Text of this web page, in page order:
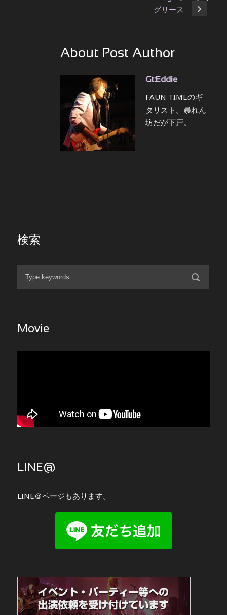
グリース
About Post Author
Gt:Eddie
FAUN TIMEのギ
タリスト。暴れん
坊だが下戸。
検索
Movie
LINE@
LINE＠ページもあります。